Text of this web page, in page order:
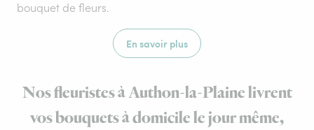
bouquet de fleurs.
En savoir plus
Nos fleuristes à Authon-la-Plaine livrent
vos bouquets à domicile le jour même,